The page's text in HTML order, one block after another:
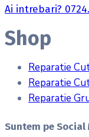
Ai intrebari?
Shop
Reparatie
Reparatie
Reparatie
Suntem pe Social